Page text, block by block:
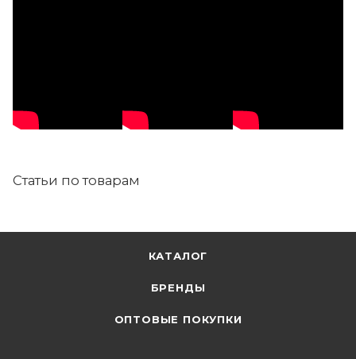
Статьи по товарам
КАТАЛОГ
БРЕНДЫ
ОПТОВЫЕ ПОКУПКИ